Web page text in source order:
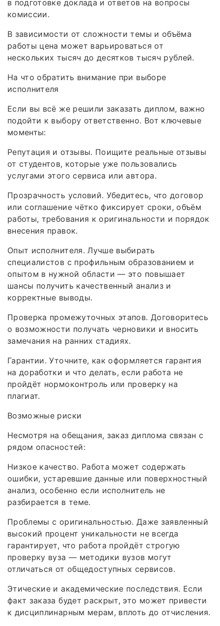
в подготовке доклада и ответов на вопросы
комиссии.
В зависимости от сложности темы и объёма
работы цена может варьироваться от
нескольких тысяч до десятков тысяч рублей.
На что обратить внимание при выборе
исполнителя
Если вы всё же решили заказать диплом, важно
подойти к выбору ответственно. Вот ключевые
моменты:
Репутация и отзывы. Поищите реальные отзывы
от студентов, которые уже пользовались
услугами этого сервиса или автора.
Прозрачность условий. Убедитесь, что договор
или соглашение чётко фиксирует сроки, объём
работы, требования к оригинальности и порядок
внесения правок.
Опыт исполнителя. Лучше выбирать
специалистов с профильным образованием и
опытом в нужной области — это повышает
шансы получить качественный анализ и
корректные выводы.
Проверка промежуточных этапов. Договоритесь
о возможности получать черновики и вносить
замечания на ранних стадиях.
Гарантии. Уточните, как оформляется гарантия
на доработки и что делать, если работа не
пройдёт нормоконтроль или проверку на
плагиат.
Возможные риски
Несмотря на обещания, заказ диплома связан с
рядом опасностей:
Низкое качество. Работа может содержать
ошибки, устаревшие данные или поверхностный
анализ, особенно если исполнитель не
разбирается в теме.
Проблемы с оригинальностью. Даже заявленный
высокий процент уникальности не всегда
гарантирует, что работа пройдёт строгую
проверку вуза — методики вузов могут
отличаться от общедоступных сервисов.
Этические и академические последствия. Если
факт заказа будет раскрыт, это может привести
к дисциплинарным мерам, вплоть до отчисления.